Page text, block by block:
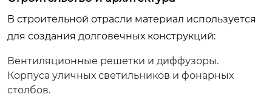
В строительной отрасли материал используется
для создания долговечных конструкций:
Вентиляционные решетки и диффузоры.
Корпуса уличных светильников и фонарных
столбов.